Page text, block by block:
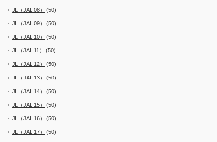
JL（JAL 08） (50)
JL（JAL 09） (50)
JL（JAL 10） (50)
JL（JAL 11） (50)
JL（JAL 12） (50)
JL（JAL 13） (50)
JL（JAL 14） (50)
JL（JAL 15） (50)
JL（JAL 16） (50)
JL（JAL 17） (50)